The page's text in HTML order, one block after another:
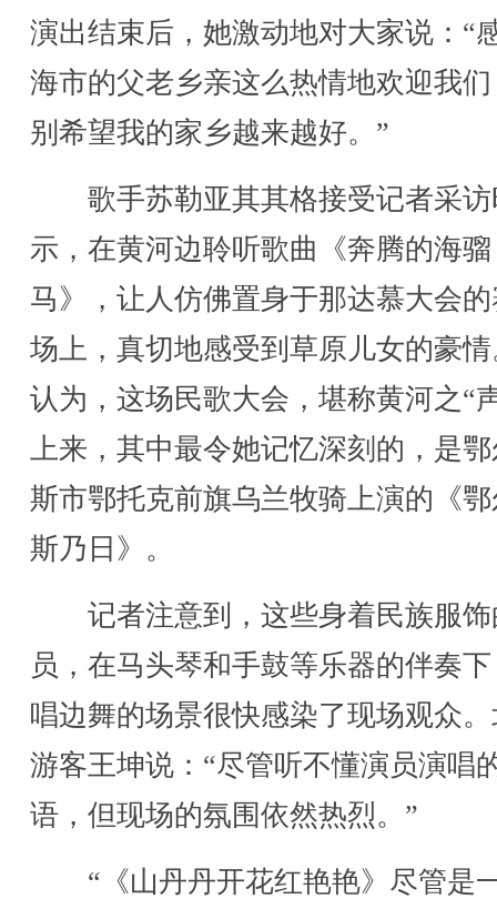
演出结束后，她激动地对大家说：“
海市的父老乡亲这么热情地欢迎我
别希望我的家乡越来越好。”
歌手苏勒亚其其格接受记者采访
示，在黄河边聆听歌曲《奔腾的海骝
马》，让人仿佛置身于那达慕大会
场上，真切地感受到草原儿女的豪
认为，这场民歌大会，堪称黄河之“
上来，其中最令她记忆深刻的，是
斯市鄂托克前旗乌兰牧骑上演的《
斯乃日》。
记者注意到，这些身着民族服饰
员，在马头琴和手鼓等乐器的伴奏
唱边舞的场景很快感染了现场观众
游客王坤说：“尽管听不懂演员演唱
语，但现场的氛围依然热烈。”
“《山丹丹开花红艳艳》尽管是